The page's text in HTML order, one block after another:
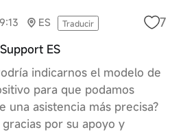
ES Traducir 7
ES
indicarnos el modelo de
para que podamos
una asistencia más precisa?
gracias por su apoyo y